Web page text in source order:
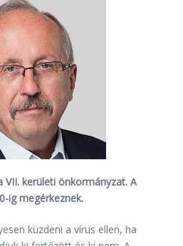
kerületi önkormányzat. A
ig megérkeznek.
küzdeni a vírus ellen, ha